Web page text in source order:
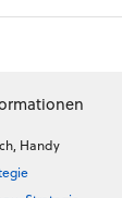
Handy